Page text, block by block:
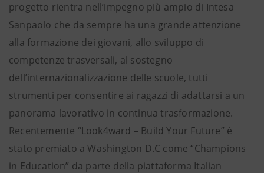
progetto rientra nell’impegno più ampio di Intesa
Sanpaolo che da sempre ha una grande attenzione
alla formazione dei giovani, allo sviluppo di
competenze trasversali, al sostegno
dell’internazionalizzazione delle scuole, tutti
strumenti per consentire ai ragazzi di adattarsi a un
panorama lavorativo in continua trasformazione.
Recentemente “Look4ward – Build Your Future” è
stato premiato a Washington D.C come “Champions
in Education” da parte della piattaforma Italian